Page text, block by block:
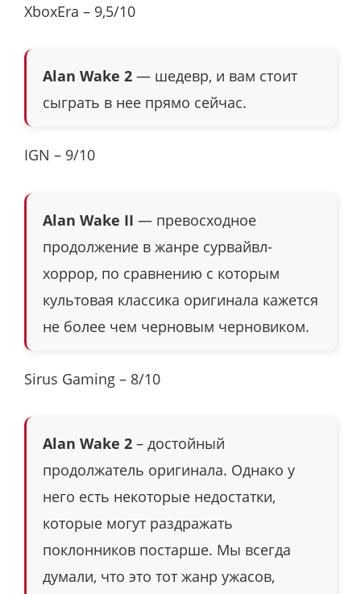
XboxEra – 9,5/10
Alan Wake 2 — шедевр, и вам стоит
сыграть в нее прямо сейчас.
IGN – 9/10
Alan Wake II — превосходное
продолжение в жанре сурвайвл-
хоррор, по сравнению с которым
культовая классика оригинала кажется
не более чем черновым черновиком.
Sirus Gaming – 8/10
Alan Wake 2 – достойный
продолжатель оригинала. Однако у
него есть некоторые недостатки,
которые могут раздражать
поклонников постарше. Мы всегда
думали, что это тот жанр ужасов,